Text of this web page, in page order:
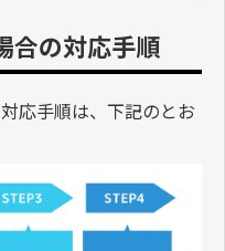
合の対応手順
応手順は、下記のとお